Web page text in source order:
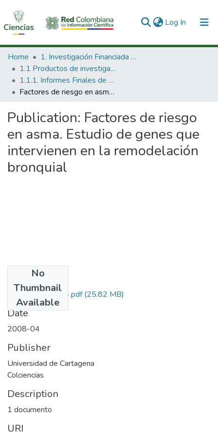
Log In (current)
Communities & Collections
All of DSpace
Statistics
Home
1. Investigación Financiada con Recursos Públicos
1.1 Productos de investigación
1.1.1. Informes Finales de Proyectos de Investigación
Factores de riesgo en asma. Estudio de genes que intervienen en la remodelación bronquial
Publication: Factores de riesgo
en asma. Estudio de genes que
intervienen en la remodelación
bronquial
No
Thumbnail
Available
11070416284.pdf(25.82 MB)
Date
2008-04
Publisher
Universidad de Cartagena
Colciencias
Description
1 documento
URI